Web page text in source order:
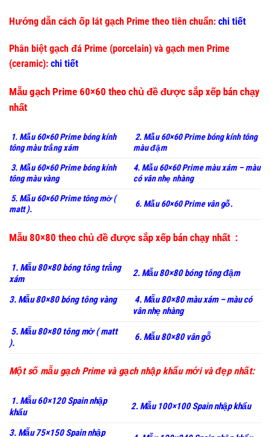
Hướng dẫn cách ốp lát gạch Prime theo tiên chuẩn: chi tiết
Phân biệt gạch đá Prime (porcelain) và gạch men Prime
(ceramic): chi tiết
Mẫu gạch Prime 60×60 theo chủ đề được sắp xếp bán chạy
nhất
1. Mẫu 60×60 Prime bóng kính
tông màu trắng xám
2. Mẫu 60×60 Prime bóng kính tông
màu đậm
3. Mẫu 60×60 Prime bóng kính
tông màu vàng
4. Mẫu 60×60 Prime màu xám – màu
có vân nhẹ nhàng
5. Mẫu 60×60 Prime tông mờ (
matt ).
6. Mẫu 60×60 Prime vân gỗ.
Mẫu 80×80 theo chủ đề được sắp xếp bán chạy nhất :
1. Mẫu 80×80 bóng tông trắng
xám
2. Mẫu 80×80 bóng tông đậm
3. Mẫu 80×80 bóng tông vàng
4. Mẫu 80×80 màu xám – màu có
vân nhẹ nhàng
5. Mẫu 80×80 tông mờ ( matt
).
6. Mẫu 80×80 vân gỗ
Một số mẫu gạch Prime và gạch nhập khẩu mới và đẹp nhất:
1. Mẫu 60×120 Spain nhập
khẩu
2. Mẫu 100×100 Spain nhập khẩu
3. Mẫu 75×150 Spain nhập